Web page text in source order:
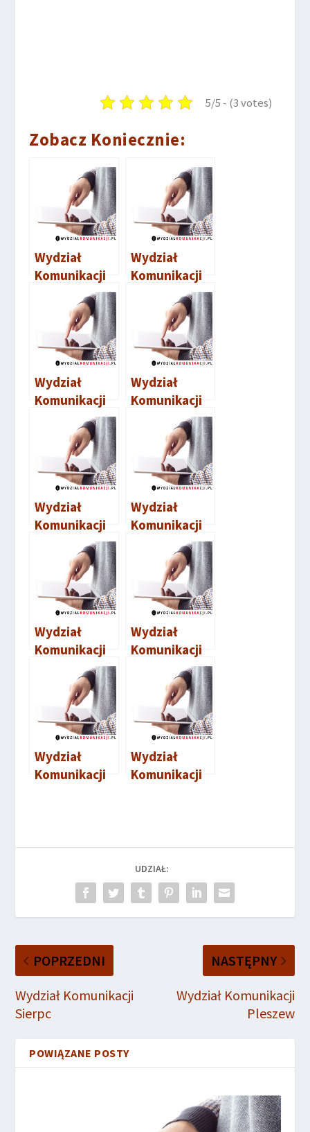
5/5 - (3 votes)
Zobacz Koniecznie:
Wydział
Komunikacji
Wydział
Komunikacji
Bodzentyn
Wydział
Komunikacji
Włoszczowa
Wydział
Komunikacji
Starachowice
Wydział
Komunikacji
Strawczyn
Wydział
Komunikacji
Wydział
Komunikacji
Sandomierz
Wydział
Komunikacji
Wydział
Komunikacji
Wydział
Komunikacji
UDZIAŁ:
POPRZEDNI
Wydział Komunikacji
Sierpc
NASTĘPNY
Wydział Komunikacji
Pleszew
POWIĄZANE POSTY